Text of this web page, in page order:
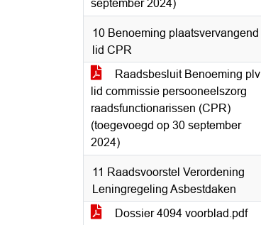
september 2024)
10 Benoeming plaatsvervangend
lid CPR
Raadsbesluit Benoeming plv
lid commissie persooneelszorg
raadsfunctionarissen (CPR)
(toegevoegd op 30 september
2024)
11 Raadsvoorstel Verordening
Leningregeling Asbestdaken
Dossier 4094 voorblad.pdf